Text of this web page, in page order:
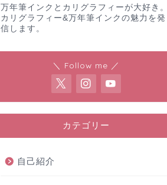
万年筆インクとカリグラフィーが大好き。
カリグラフィー&万年筆インクの魅力を発
信します。
＼ Follow me ／
カテゴリー
自己紹介